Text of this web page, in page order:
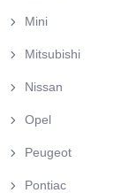
Mini
Mitsubishi
Nissan
Opel
Peugeot
Pontiac